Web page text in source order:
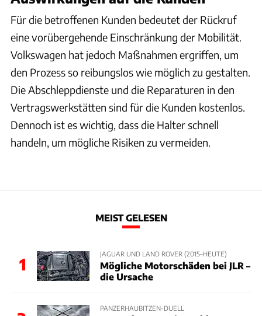
Für die betroffenen Kunden bedeutet der Rückruf
eine vorübergehende Einschränkung der Mobilität.
Volkswagen hat jedoch Maßnahmen ergriffen, um
den Prozess so reibungslos wie möglich zu gestalten.
Die Abschleppdienste und die Reparaturen in den
Vertragswerkstätten sind für die Kunden kostenlos.
Dennoch ist es wichtig, dass die Halter schnell
handeln, um mögliche Risiken zu vermeiden.
MEIST GELESEN
1
JAGUAR UND LAND ROVER (2015–HEUTE)
Mögliche Motorschäden bei JLR –
die Ursache
PANZERHAUBITZEN-DUELL